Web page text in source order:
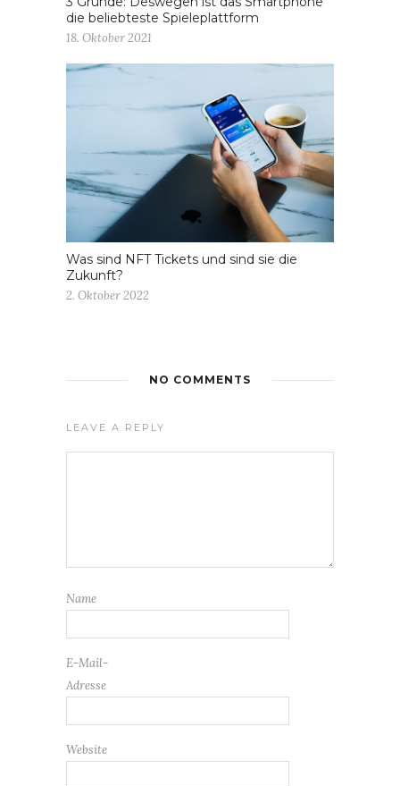
die beliebteste Spieleplattform
18. Oktober 2021
Was sind NFT Tickets und sind sie die
Zukunft?
2. Oktober 2022
NO COMMENTS
LEAVE A REPLY
Name
E-Mail-
Adresse
Website